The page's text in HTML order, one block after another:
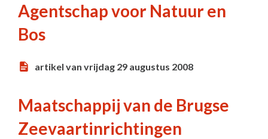
Agentschap voor Natuur en
Bos
artikel van vrijdag 29 augustus 2008
Maatschappij van de Brugse
Zeevaartinrichtingen